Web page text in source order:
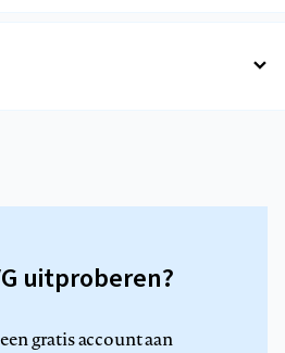
uitproberen?
een gratis account aan